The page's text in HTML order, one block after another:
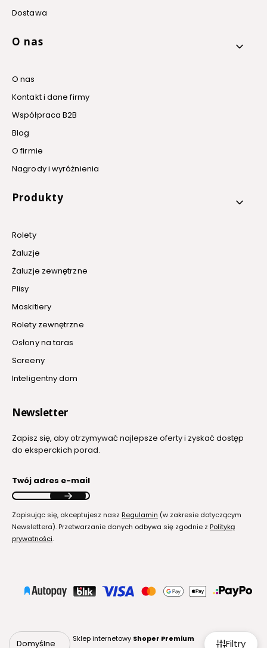
Filtry
Domyślne
Dostawa
O nas
O nas
Kontakt i dane firmy
Współpraca B2B
Blog
O firmie
Nagrody i wyróżnienia
Produkty
Rolety
Żaluzje
Żaluzje zewnętrzne
Plisy
Moskitiery
Rolety zewnętrzne
Osłony na taras
Screeny
Inteligentny dom
Newsletter
Zapisz się, aby otrzymywać najlepsze oferty i zyskać dostęp
do eksperckich porad.
Twój adres e-mail
Zapisując się, akceptujesz nasz Regulamin (w zakresie dotyczącym
Newslettera). Przetwarzanie danych odbywa się zgodnie z Polityką
prywatności.
Sklep internetowy Shoper Premium